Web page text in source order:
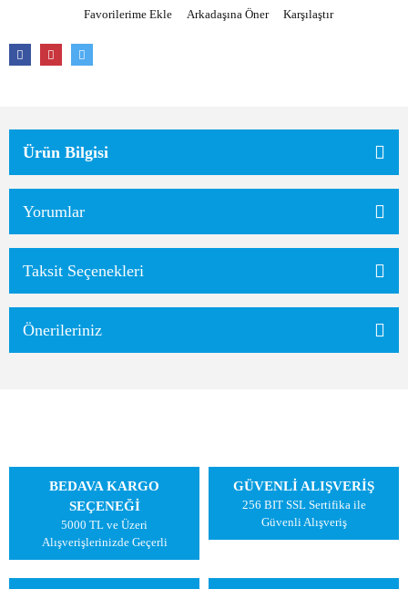
Arkadaşına Öner Karşılaştır
Ürün Bilgisi
Yorumlar
Taksit Seçenekleri
Önerileriniz
BEDAVA KARGO
SEÇENEĞİ
5000 TL ve Üzeri
Alışverişlerinizde Geçerli
GÜVENLİ ALIŞVERİŞ
256 BIT SSL Sertifika ile
Güvenli Alışveriş